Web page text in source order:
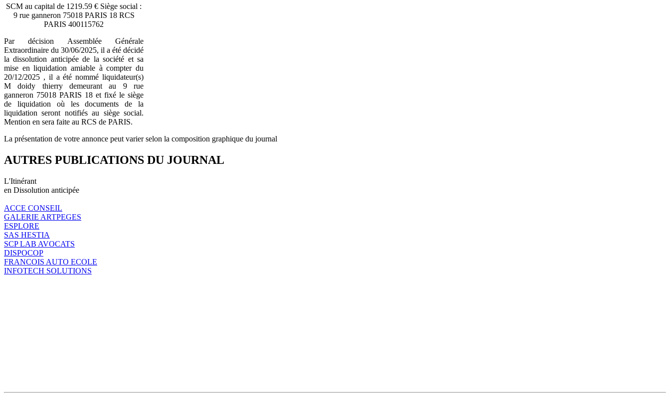
SCM au capital de 1219.59 € Siège social :
9 rue ganneron 75018 PARIS 18 RCS
PARIS 400115762
Par décision Assemblée Générale
Extraordinaire du 30/06/2025, il a été décidé
la dissolution anticipée de la société et sa
mise en liquidation amiable à compter du
20/12/2025 , il a été nommé liquidateur(s)
M doidy thierry demeurant au 9 rue
ganneron 75018 PARIS 18 et fixé le siège
de liquidation où les documents de la
liquidation seront notifiés au siège social.
Mention en sera faite au RCS de PARIS.
La présentation de votre annonce peut varier selon la composition graphique du journal
AUTRES PUBLICATIONS DU JOURNAL
L'Itinérant
en Dissolution anticipée
ACCE CONSEIL
GALERIE ARTPEGES
ESPLORE
SAS HESTIA
SCP LAB AVOCATS
DISPOCOP
FRANCOIS AUTO ECOLE
INFOTECH SOLUTIONS